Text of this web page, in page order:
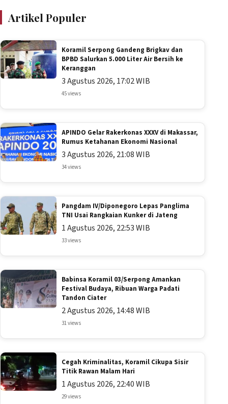
Artikel Populer
Koramil Serpong Gandeng Brigkav dan
BPBD Salurkan 5.000 Liter Air Bersih ke
Keranggan
3 Agustus 2026, 17:02 WIB
45 views
APINDO Gelar Rakerkonas XXXV di Makassar,
Rumus Ketahanan Ekonomi Nasional
3 Agustus 2026, 21:08 WIB
34 views
Pangdam IV/Diponegoro Lepas Panglima
TNI Usai Rangkaian Kunker di Jateng
1 Agustus 2026, 22:53 WIB
33 views
Babinsa Koramil 03/Serpong Amankan
Festival Budaya, Ribuan Warga Padati
Tandon Ciater
2 Agustus 2026, 14:48 WIB
31 views
Cegah Kriminalitas, Koramil Cikupa Sisir
Titik Rawan Malam Hari
1 Agustus 2026, 22:40 WIB
29 views